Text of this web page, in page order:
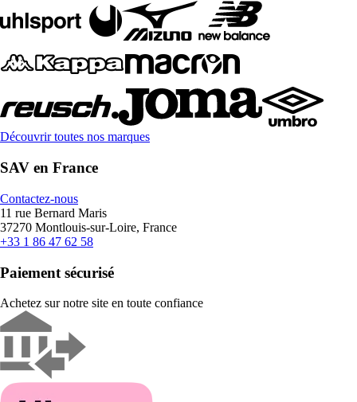
Découvrir toutes nos marques
SAV en France
Contactez-nous
11 rue Bernard Maris
37270 Montlouis-sur-Loire, France
+33 1 86 47 62 58
Paiement sécurisé
Achetez sur notre site en toute confiance